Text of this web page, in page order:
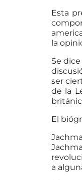
Esta
la
Se
ser
de la
El
a